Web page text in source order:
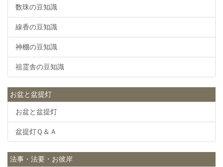
数珠の豆知識
線香の豆知識
神棚の豆知識
祖霊舎の豆知識
お盆と盆提灯
お盆と盆提灯
盆提灯Ｑ＆Ａ
法事・法要・お彼岸